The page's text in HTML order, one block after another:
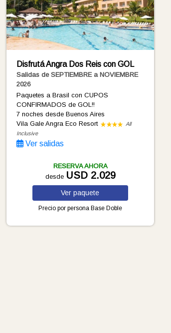
Disfrutá Angra Dos Reis con GOL
Salidas de SEPTIEMBRE a NOVIEMBRE
2026
Paquetes a Brasil con CUPOS
CONFIRMADOS de GOL!!
7 noches desde Buenos Aires
Vila Gale Angra Eco Resort
All
Inclusive
Ver salidas
RESERVA AHORA
desde USD 2.029
Verpaquete
Precio por persona Base Doble